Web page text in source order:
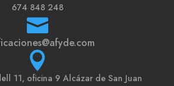
674 848 248


11, oficina 9 Alcázar de San Juan